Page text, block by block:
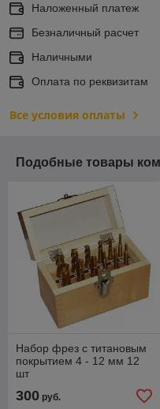
Наложенный платеж
Безналичный расчет
Наличными
Оплата по реквизитам
Все условия оплаты
Подобные товары
Набор фрез с титановым
покрытием 4 - 12 мм 12
шт
300 руб.